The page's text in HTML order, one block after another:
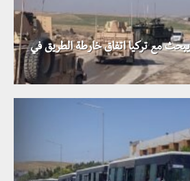
مع تركيا اتفاق خارطة الطريق في